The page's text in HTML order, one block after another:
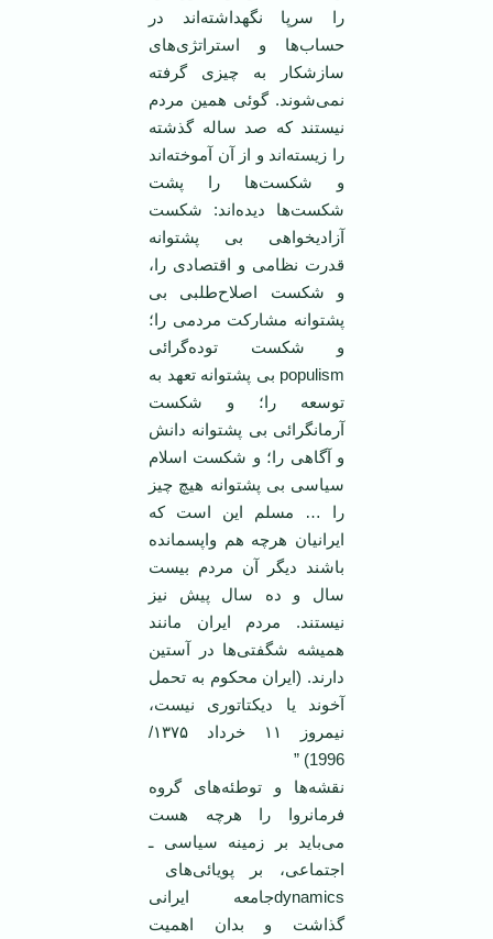
را سرپا ‏نگهداشته‌اند در
حساب‌ها و استراتژی‌های
سازشکار به چیزی گرفته
نمی‌شوند. گوئی همین مردم
نیستند كه ‏صد ساله گذشته
را زیسته‌اند و از آن آموخته‌اند
و شكست‌ها را پشت
شكست‌ها دیده‌اند: شكست
آزادیخواهی ‏بی پشتوانه
قدرت نظامی و اقتصادی را،
و شكست اصلاح‌طلبی بی
پشتوانه مشاركت مردمی را؛
و ‏شكست توده‌گرائی
populism بی پشتوانه تعهد به
توسعه را؛ و شكست
آرمانگرائی بی پشتوانه دانش
و ‏آگاهی را؛ و شكست اسلام
سیاسی بی پشتوانه هیچ چیز
را …‏ مسلم این است كه
ایرانیان هرچه هم واپسمانده
باشند دیگر آن مردم بیست
سال و ده سال پیش نیز
نیستند. ‏مردم ایران مانند
همیشه شگفتی‌ها در آستین
دارند. (ایران محكوم به تحمل
آخوند یا دیكتاتوری نیست،
‏نیمروز ١١ خرداد ١٣٧۵/
1996) ”‏
نقشه‌ها و توطئه‌های گروه
فرمانروا را هرچه هست
می‌باید بر زمینه سیاسی ـ
‎dynamics‏جامعه ایرانی
گذاشت و بدان اهمیت